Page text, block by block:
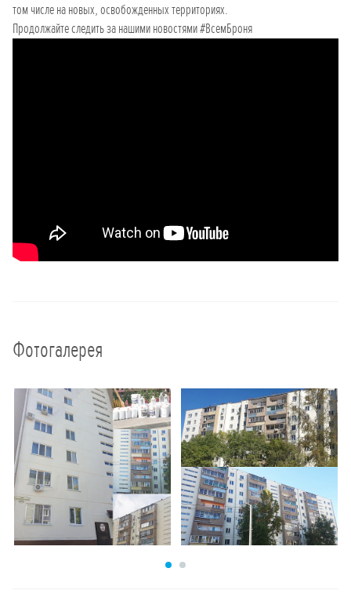
том числе на новых, освобожденных территориях.
Продолжайте следить за нашими новостями #ВсемБроня
Фотогалерея